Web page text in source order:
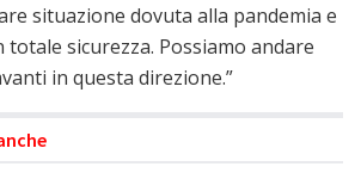
situazione dovuta alla pandemia e
sicurezza. Possiamo andare
in questa direzione.”